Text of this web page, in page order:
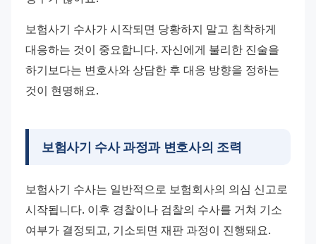
보험사기 수사가 시작되면 당황하지 말고 침착하게
대응하는 것이 중요합니다. 자신에게 불리한 진술을
하기보다는 변호사와 상담한 후 대응 방향을 정하는
것이 현명해요.
보험사기 수사 과정과 변호사의 조력
보험사기 수사는 일반적으로 보험회사의 의심 신고로
시작됩니다. 이후 경찰이나 검찰의 수사를 거쳐 기소
여부가 결정되고, 기소되면 재판 과정이 진행돼요.